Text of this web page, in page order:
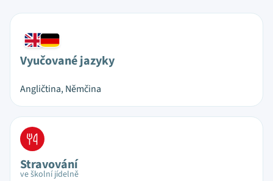
Vyučované jazyky
Angličtina, Němčina
Stravování
ve školní jídelně